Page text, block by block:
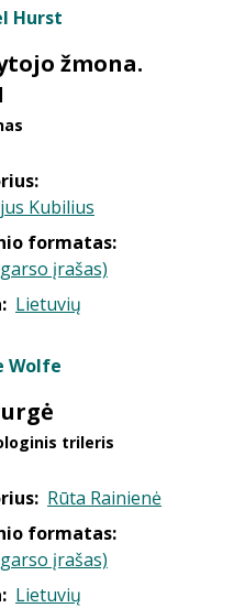
Hurst
žmona.
Kubilius
formatas:
įrašas)
Lietuvių
Wolfe
trileris
Rūta Rainienė
formatas:
įrašas)
Lietuvių